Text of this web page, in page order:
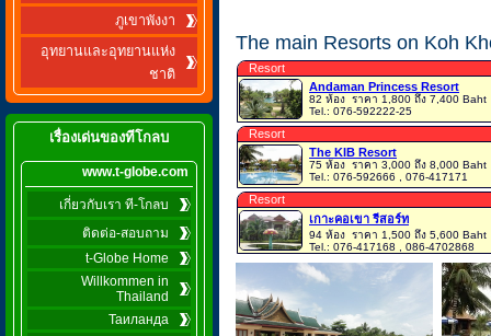
ภูเขาพังงา
อุทยานและอุทยานแห่ง
ชาติ
เรื่องเด่นของทีโกลบ
www.t-globe.com
เกี่ยวกับเรา ที-โกลบ
ติดต่อ-สอบถาม
t-Globe Home
Willkommen in
Thailand
Таиланда
The main Resorts on Koh
Resort
Andaman Princess Resort
82 ห้อง ราคา 1,800 ถึง 7,400 Baht
Tel.: 076-592222-25
Resort
The KIB Resort
75 ห้อง ราคา 3,000 ถึง 8,000 Baht
Tel.: 076-592666 , 076-417171
Resort
เกาะคอเขา รีสอร์ท
94 ห้อง ราคา 1,500 ถึง 5,600 Baht
Tel.: 076-417168 , 086-4702868